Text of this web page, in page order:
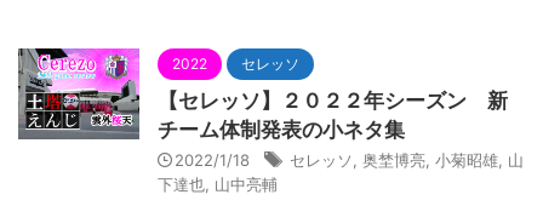
2022 セレッソ
【セレッソ】２０２２年シーズン 新
チーム体制発表の小ネタ集
2022/1/18 セレッソ 奥埜博亮 小菊昭雄 山
下達也 山中亮輔